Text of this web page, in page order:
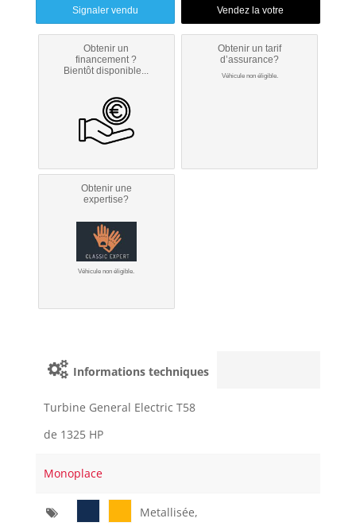
Signaler vendu
Obtenir un
financement ?
Bientôt disponible...
Obtenir un tarif
d’assurance?
Véhicule non éligible.
Obtenir une
expertise?
Véhicule non éligible.
Informations techniques
Turbine General Electric T58
de 1325 HP
Monoplace
Metallisée,